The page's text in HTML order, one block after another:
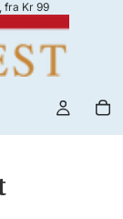
fra Kr 99